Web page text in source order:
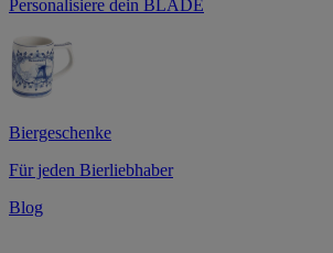
Personalisiere dein BLADE
Biergeschenke
Für jeden Bierliebhaber
Blog